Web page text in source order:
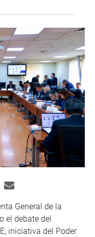
General de la
el debate del
iniciativa del Poder